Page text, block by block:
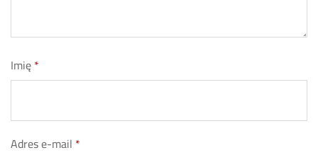
Imię*
Adres e-mail *